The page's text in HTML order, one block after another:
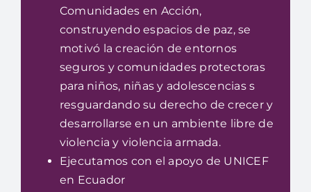
Comunidades en Acción,
construyendo espacios de paz, se
motivó la creación de entornos
seguros y comunidades protectoras
para niños, niñas y adolescencias s
resguardando su derecho de crecer y
desarrollarse en un ambiente libre de
violencia y violencia armada.
Ejecutamos con el apoyo de UNICEF
en Ecuador